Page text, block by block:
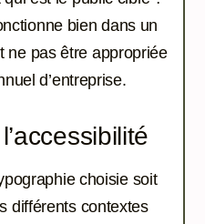
bien dans un
ne pas être appropriée
d’entreprise.
choisie soit
différents contextes